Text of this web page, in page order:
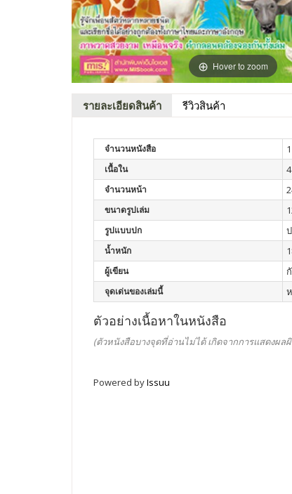
Hover to zoom
รายละเอียดสินค้า รีวิวสินค้า
จำนวนหนังสือ
เนื้อใน
จำนวนหน้า
ขนาดรูปเล่ม
รูปแบบปก
น้ำหนัก
ผู้เขียน
จุดเด่นของเล่มนี้
ตัวอย่างเนื้อหาในหนังสือ
(ตัวหนังสือบางจุดที่อ่านไม่ได้ เกิดจากการแสดงผ
Powered byIssuu